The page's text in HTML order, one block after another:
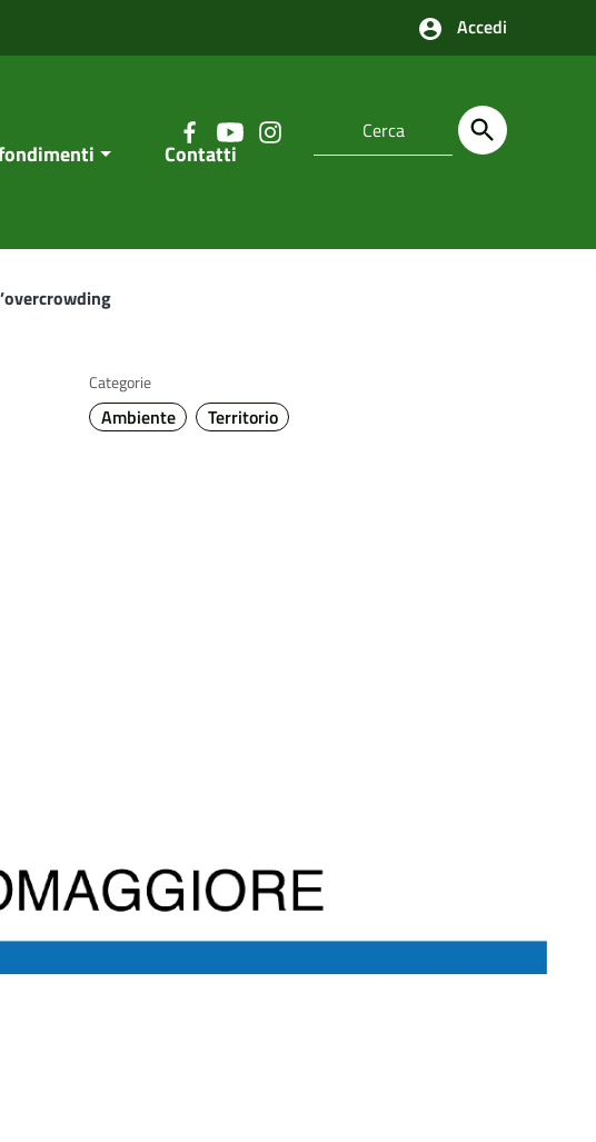
Accedi
Contatti
Categorie
Ambiente Territorio